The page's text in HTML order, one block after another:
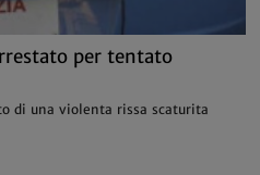
per tentato
di una violenta rissa scaturita